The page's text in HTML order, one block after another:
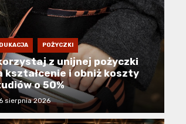
POŻYCZKI
z unijnej pożyczki
kształcenie i obniż koszty
o 50%
sierpnia 2026